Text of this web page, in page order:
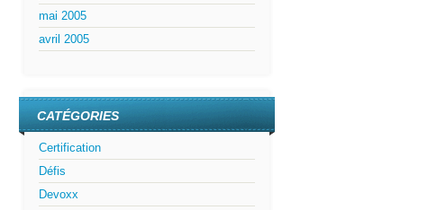
mai 2005
avril 2005
CATÉGORIES
Certification
Défis
Devoxx